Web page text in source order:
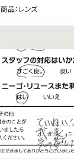
商品：レンズ